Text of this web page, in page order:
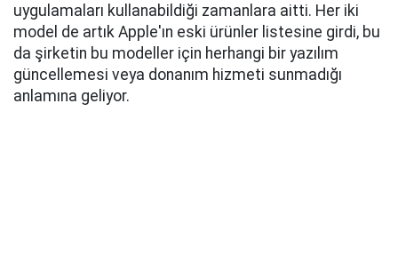
uygulamaları kullanabildiği zamanlara aitti. Her iki
model de artık Apple'ın eski ürünler listesine girdi, bu
da şirketin bu modeller için herhangi bir yazılım
güncellemesi veya donanım hizmeti sunmadığı
anlamına geliyor.